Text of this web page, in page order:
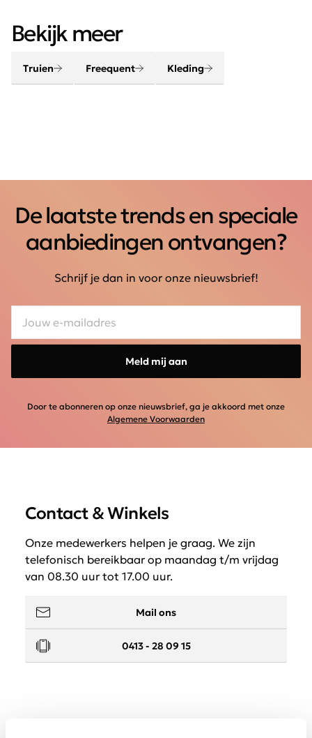
chique, elegant, stoer en helemaal van deze tijd.
Bekijk meer
Truien Freequent Kleding
De laatste trends en speciale
aanbiedingen ontvangen?
Schrijf je dan in voor onze nieuwsbrief!
Meld mij aan
Door te abonneren op onze nieuwsbrief, ga je akkoord met onze
Algemene Voorwaarden
Contact & Winkels
Onze medewerkers helpen je graag. We zijn
telefonisch bereikbaar op maandag t/m vrijdag
van 08.30 uur tot 17.00 uur.
Mail ons
0413 - 28 09 15